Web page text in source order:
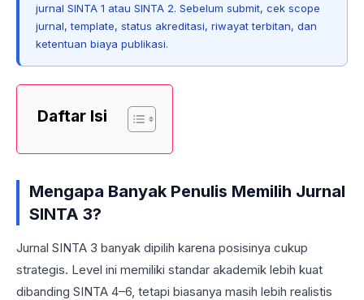
jurnal SINTA 1 atau SINTA 2. Sebelum submit, cek scope
jurnal, template, status akreditasi, riwayat terbitan, dan
ketentuan biaya publikasi.
Daftar Isi
Mengapa Banyak Penulis Memilih Jurnal
SINTA 3?
Jurnal SINTA 3 banyak dipilih karena posisinya cukup
strategis. Level ini memiliki standar akademik lebih kuat
dibanding SINTA 4–6, tetapi biasanya masih lebih realistis